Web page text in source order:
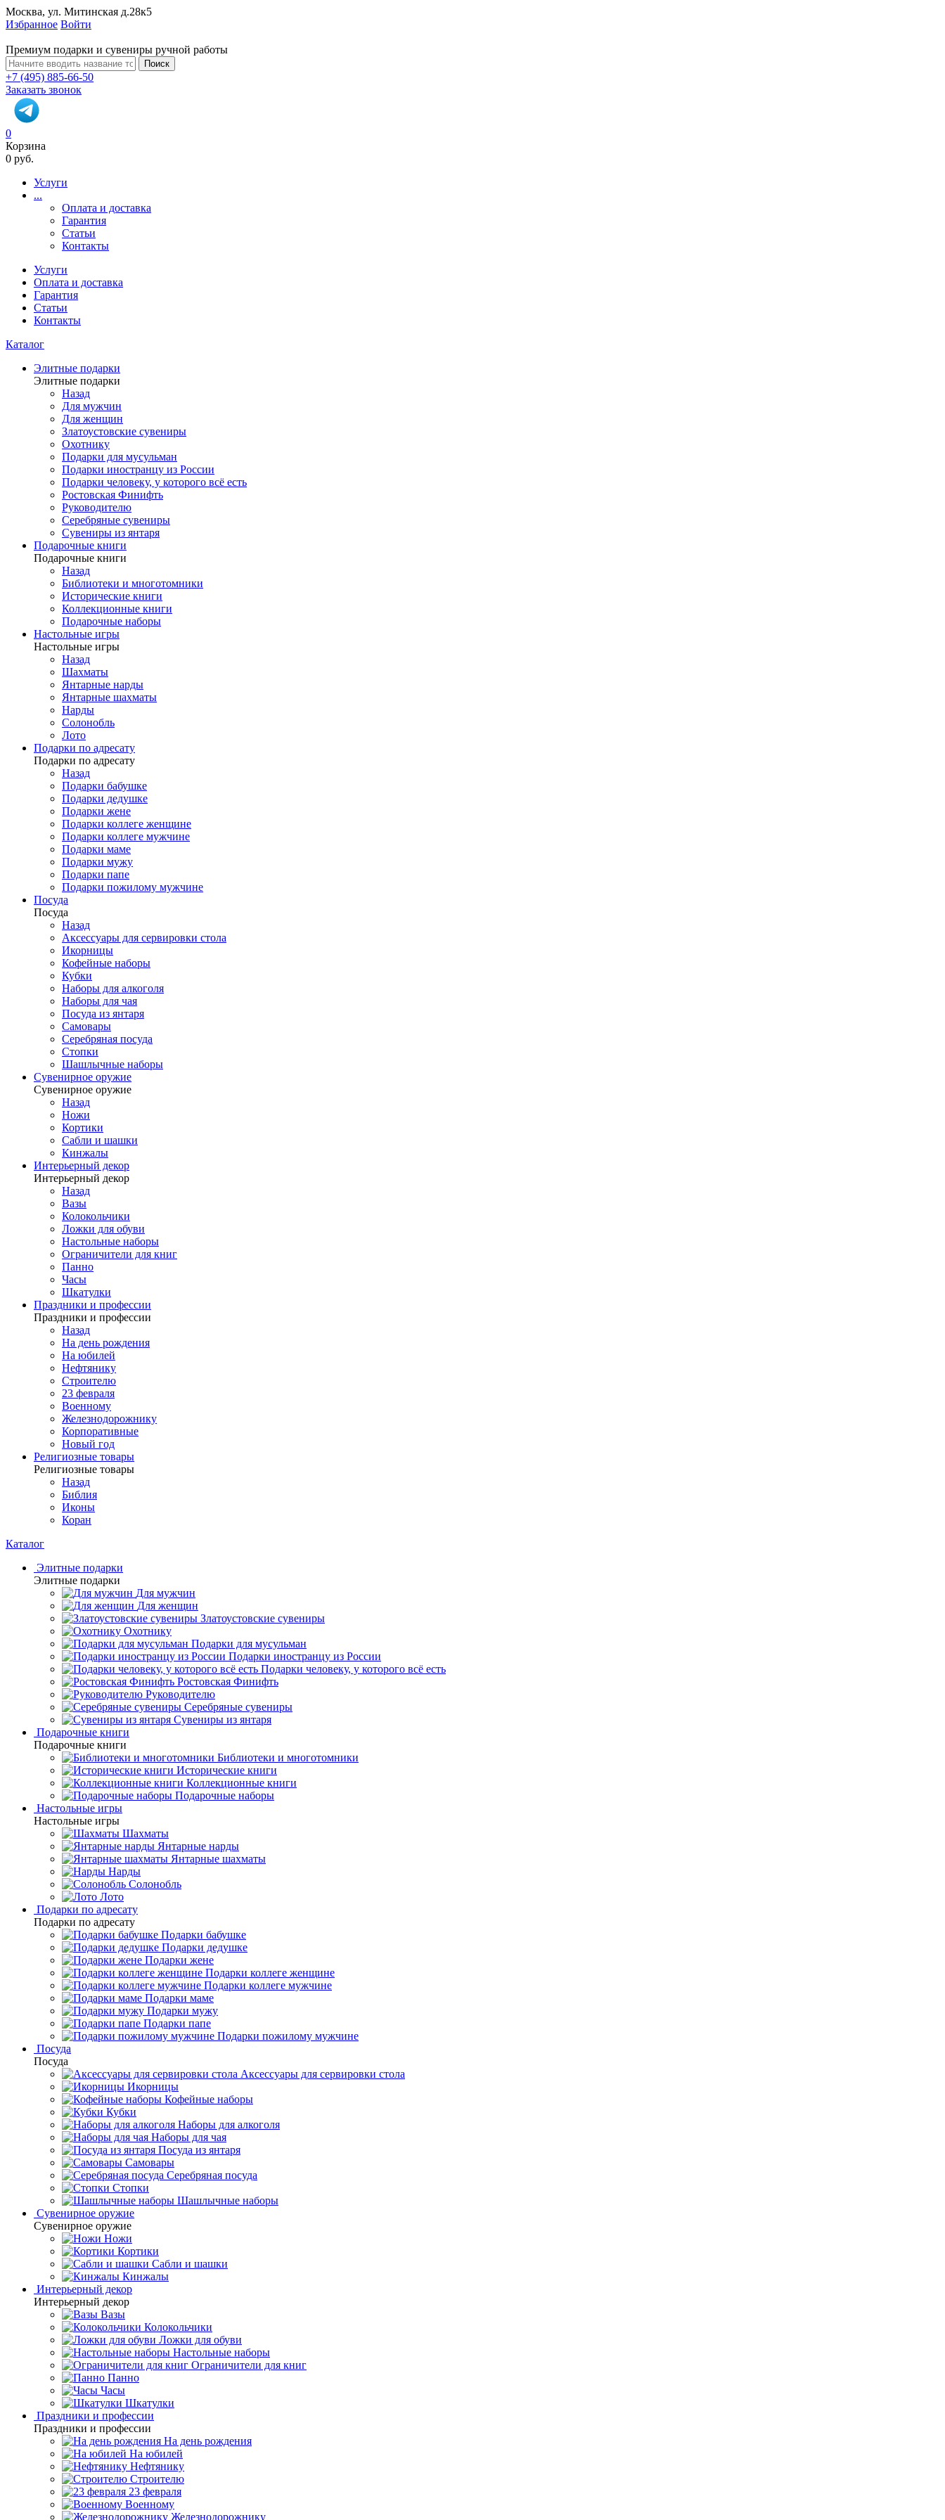
Москва, ул. Митинская д.28к5
Избранное Войти
Премиум подарки и сувениры ручной работы
Поиск
+7 (495) 885-66-50
Заказать звонок
0
Корзина
0 руб.
Услуги
...
Оплата и доставка
Гарантия
Статьи
Контакты
Услуги
Оплата и доставка
Гарантия
Статьи
Контакты
Каталог
Элитные подарки
Элитные подарки
Назад
Для мужчин
Для женщин
Златоустовские сувениры
Охотнику
Подарки для мусульман
Подарки иностранцу из России
Подарки человеку, у которого всё есть
Ростовская Финифть
Руководителю
Серебряные сувениры
Сувениры из янтаря
Подарочные книги
Подарочные книги
Назад
Библиотеки и многотомники
Исторические книги
Коллекционные книги
Подарочные наборы
Настольные игры
Настольные игры
Назад
Шахматы
Янтарные нарды
Янтарные шахматы
Нарды
Солонобль
Лото
Подарки по адресату
Подарки по адресату
Назад
Подарки бабушке
Подарки дедушке
Подарки жене
Подарки коллеге женщине
Подарки коллеге мужчине
Подарки маме
Подарки мужу
Подарки папе
Подарки пожилому мужчине
Посуда
Посуда
Назад
Аксессуары для сервировки стола
Икорницы
Кофейные наборы
Кубки
Наборы для алкоголя
Наборы для чая
Посуда из янтаря
Самовары
Серебряная посуда
Стопки
Шашлычные наборы
Сувенирное оружие
Сувенирное оружие
Назад
Ножи
Кортики
Сабли и шашки
Кинжалы
Интерьерный декор
Интерьерный декор
Назад
Вазы
Колокольчики
Ложки для обуви
Настольные наборы
Ограничители для книг
Панно
Часы
Шкатулки
Праздники и профессии
Праздники и профессии
Назад
На день рождения
На юбилей
Нефтянику
Строителю
23 февраля
Военному
Железнодорожнику
Корпоративные
Новый год
Религиозные товары
Религиозные товары
Назад
Библия
Иконы
Коран
Каталог
Элитные подарки
Элитные подарки
Для мужчин
Для женщин
Златоустовские сувениры
Охотнику
Подарки для мусульман
Подарки иностранцу из России
Подарки человеку, у которого всё есть
Ростовская Финифть
Руководителю
Серебряные сувениры
Сувениры из янтаря
Подарочные книги
Подарочные книги
Библиотеки и многотомники
Исторические книги
Коллекционные книги
Подарочные наборы
Настольные игры
Настольные игры
Шахматы
Янтарные нарды
Янтарные шахматы
Нарды
Солонобль
Лото
Подарки по адресату
Подарки по адресату
Подарки бабушке
Подарки дедушке
Подарки жене
Подарки коллеге женщине
Подарки коллеге мужчине
Подарки маме
Подарки мужу
Подарки папе
Подарки пожилому мужчине
Посуда
Посуда
Аксессуары для сервировки стола
Икорницы
Кофейные наборы
Кубки
Наборы для алкоголя
Наборы для чая
Посуда из янтаря
Самовары
Серебряная посуда
Стопки
Шашлычные наборы
Сувенирное оружие
Сувенирное оружие
Ножи
Кортики
Сабли и шашки
Кинжалы
Интерьерный декор
Интерьерный декор
Вазы
Колокольчики
Ложки для обуви
Настольные наборы
Ограничители для книг
Панно
Часы
Шкатулки
Праздники и профессии
Праздники и профессии
На день рождения
На юбилей
Нефтянику
Строителю
23 февраля
Военному
Железнодорожнику